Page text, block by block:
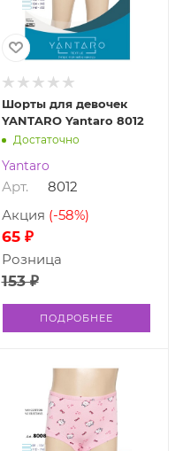
Шорты для девочек
YANTARO Yantaro 8012
Достаточно
Yantaro
Арт. 8012
65 ₽
Акция (-58%)
153 ₽
Розница
ПОДРОБНЕЕ